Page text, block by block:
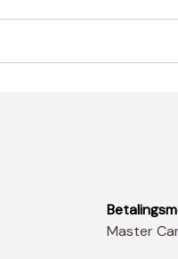
Master